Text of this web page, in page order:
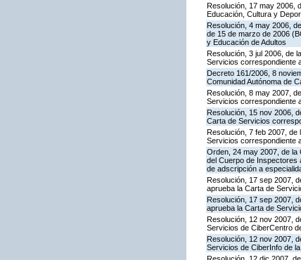
Resolución, 17 may 2006,
Educación, Cultura y
Resolución, 4 may 2006,
de 15 de marzo de 2006
y Educación de Adultos
Resolución, 3 jul 2006, de
Servicios correspondiente
Decreto 161/2006, 8
Comunidad Autónoma de
Resolución, 8 may 2007,
Servicios correspondiente
Resolución, 15 nov 2006,
Carta de Servicios
Resolución, 7 feb 2007,
Servicios correspondiente
Orden, 24 may 2007, de la
del Cuerpo de Inspectores
de adscripción a
Resolución, 17 sep 2007,
aprueba la Carta de
Resolución, 17 sep 2007,
aprueba la Carta de
Resolución, 12 nov 2007,
Servicios de CiberCentro
Resolución, 12 nov 2007,
Servicios de CiberInfo de